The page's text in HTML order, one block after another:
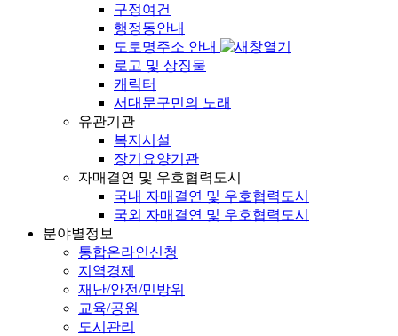
구정여건
행정동안내
도로명주소 안내
로고 및 상징물
캐릭터
서대문구민의 노래
유관기관
복지시설
장기요양기관
자매결연 및 우호협력도시
국내 자매결연 및 우호협력도시
국외 자매결연 및 우호협력도시
분야별정보
통합온라인신청
지역경제
재난/안전/민방위
교육/공원
도시관리